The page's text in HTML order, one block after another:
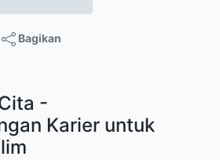
Bagikan
-
Karier untuk